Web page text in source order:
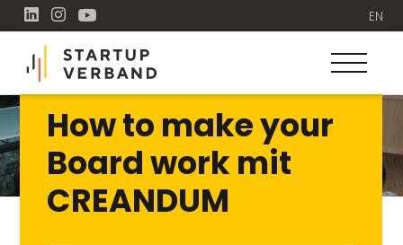
EN
How to make your
Board work mit
CREANDUM